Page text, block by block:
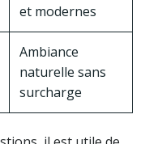
et modernes
Ambiance
naturelle sans
surcharge